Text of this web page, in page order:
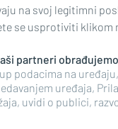
I DOMOVINSKE
Gradiški vijenci
na svoj legitimni
se usprotiviti klikom
partneri
podacima na
uređaja,
uvidi o publici,